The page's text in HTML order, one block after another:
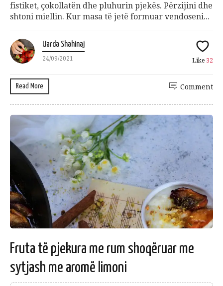
fistiket, çokollatën dhe pluhurin pjekës. Përzijini dhe
shtoni miellin. Kur masa të jetë formuar vendoseni...
Uarda Shahinaj
24/09/2021 Like 32
Read More Comment
Fruta të pjekura me rum shoqëruar me
sytjash me aromë limoni